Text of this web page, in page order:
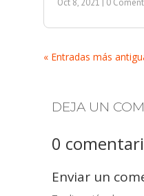
Oct 8, 2021 | 0
« Entradas más
DEJA UN
0
Enviar un